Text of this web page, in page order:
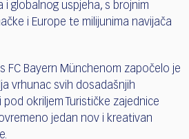
globalnog uspjeha, s brojnim
i Europe te milijunima navijača
FC Bayern Münchenom započelo je
vrhunac svih dosadašnjih
okriljem Turističke zajednice
jedan nov i kreativan